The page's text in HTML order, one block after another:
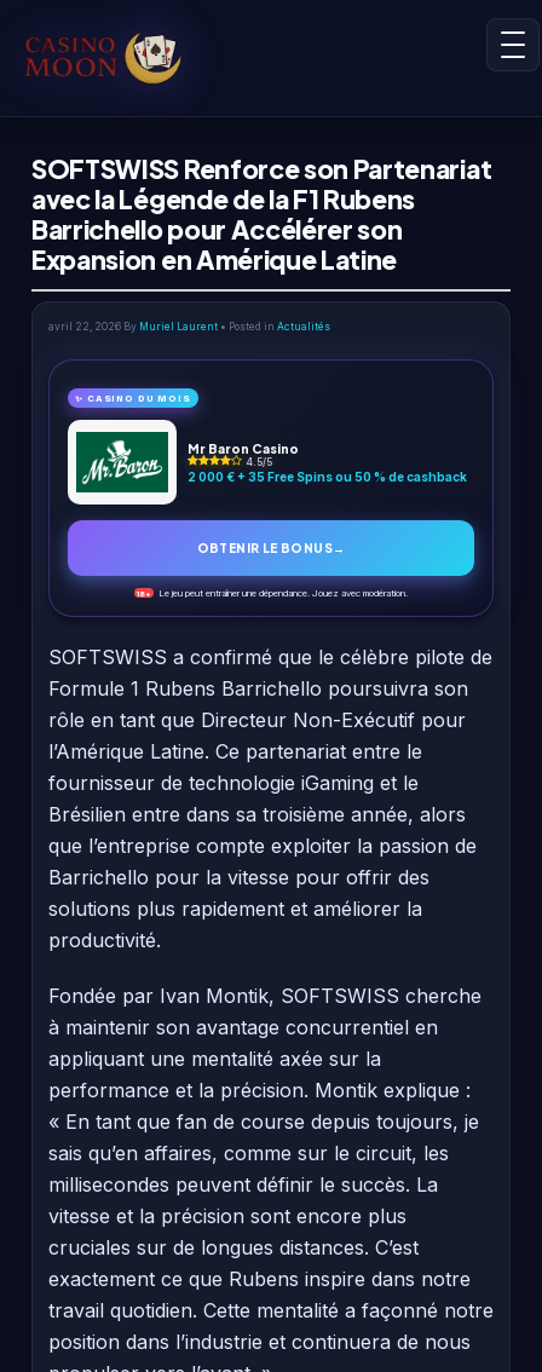
SOFTSWISS Renforce son Partenariat
avec la Légende de la F1 Rubens
Barrichello pour Accélérer son
Expansion en Amérique Latine
avril 22, 2026 By Muriel Laurent • Posted in Actualités
✨ CASINO DU MOIS
Mr Baron Casino
4.5/5
2 000 € + 35 Free Spins ou 50 % de cashback
OBTENIR LE BONUS→
18+ Le jeu peut entraîner une dépendance. Jouez avec modération.
SOFTSWISS a confirmé que le célèbre pilote de
Formule 1 Rubens Barrichello poursuivra son
rôle en tant que Directeur Non-Exécutif pour
l’Amérique Latine. Ce partenariat entre le
fournisseur de technologie iGaming et le
Brésilien entre dans sa troisième année, alors
que l’entreprise compte exploiter la passion de
Barrichello pour la vitesse pour offrir des
solutions plus rapidement et améliorer la
productivité.
Fondée par Ivan Montik, SOFTSWISS cherche
à maintenir son avantage concurrentiel en
appliquant une mentalité axée sur la
performance et la précision. Montik explique :
« En tant que fan de course depuis toujours, je
sais qu’en affaires, comme sur le circuit, les
millisecondes peuvent définir le succès. La
vitesse et la précision sont encore plus
cruciales sur de longues distances. C’est
exactement ce que Rubens inspire dans notre
travail quotidien. Cette mentalité a façonné notre
position dans l’industrie et continuera de nous